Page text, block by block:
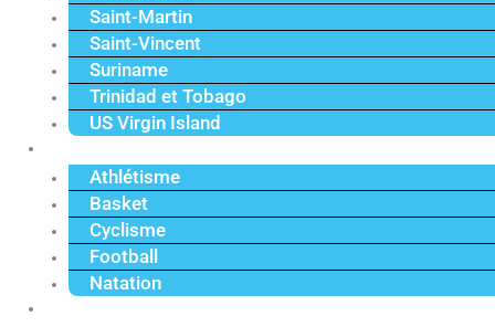
Saint-Martin
Saint-Vincent
Suriname
Trinidad et Tobago
US Virgin Island
Athlétisme
Basket
Cyclisme
Football
Natation